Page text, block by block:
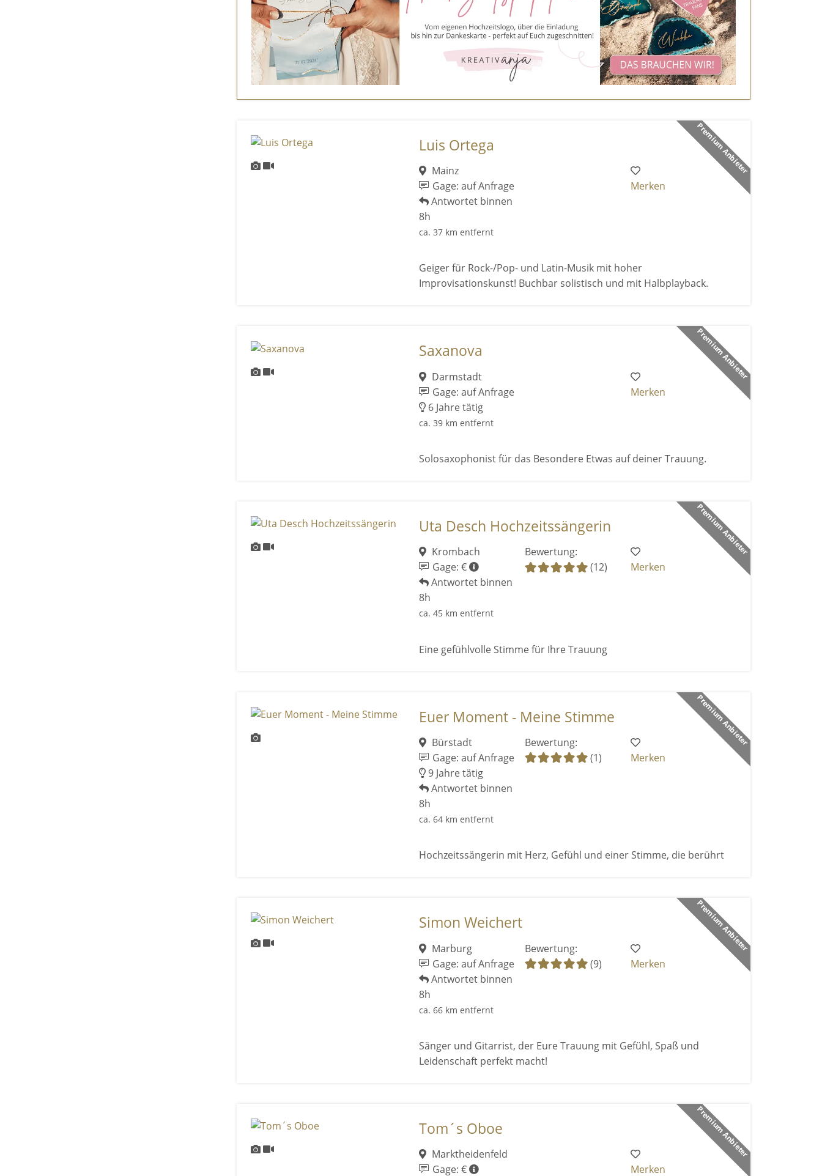
Premium Anbieter
Luis Ortega
Mainz
Gage: auf Anfrage
Antwortet binnen
8h
ca. 37 km entfernt
Merken
Geiger für Rock-/Pop- und Latin-Musik mit hoher
Improvisationskunst! Buchbar solistisch und mit Halbplayback.
Premium Anbieter
Saxanova
Darmstadt
Gage: auf Anfrage
6 Jahre tätig
ca. 39 km entfernt
Merken
Solosaxophonist für das Besondere Etwas auf deiner Trauung.
Premium Anbieter
Uta Desch Hochzeitssängerin
Krombach
Gage: €
Antwortet binnen
8h
ca. 45 km entfernt
Bewertung:
(12)
Merken
Eine gefühlvolle Stimme für Ihre Trauung
Premium Anbieter
Euer Moment - Meine Stimme
Bürstadt
Gage: auf Anfrage
9 Jahre tätig
Antwortet binnen
8h
ca. 64 km entfernt
Bewertung:
(1)
Merken
Hochzeitssängerin mit Herz, Gefühl und einer Stimme, die berührt
Premium Anbieter
Simon Weichert
Marburg
Gage: auf Anfrage
Antwortet binnen
8h
ca. 66 km entfernt
Bewertung:
(9)
Merken
Sänger und Gitarrist, der Eure Trauung mit Gefühl, Spaß und
Leidenschaft perfekt macht!
Premium Anbieter
Tom´s Oboe
Marktheidenfeld
Gage: €
Merken